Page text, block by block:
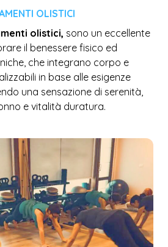
OLISTICI
olistici, sono un eccellente
il benessere fisico ed
che integrano corpo e
in base alle esigenze
una sensazione di serenità,
e vitalità duratura.